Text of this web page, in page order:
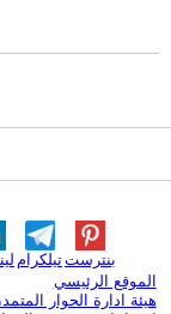
تيلكرامبنترست
الموقع الرئيسي
هيئة ادارة الحوار